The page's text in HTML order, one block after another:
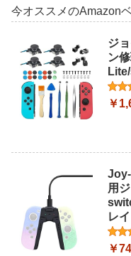
今オススメのAmazon
ジ
ン
￥
用
レ
￥